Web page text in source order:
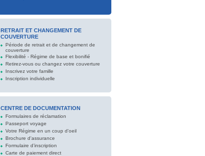
RETRAIT ET CHANGEMENT DE
COUVERTURE
Période de retrait et de changement de
couverture
Flexibilité - Régime de base et bonifié
Retirez-vous ou changez votre couverture
Inscrivez votre famille
Inscription individuelle
CENTRE DE DOCUMENTATION
Formulaires de réclamation
Passeport voyage
Votre Régime en un coup d'oeil
Brochure d'assurance
Formulaire d’inscription
Carte de paiement direct